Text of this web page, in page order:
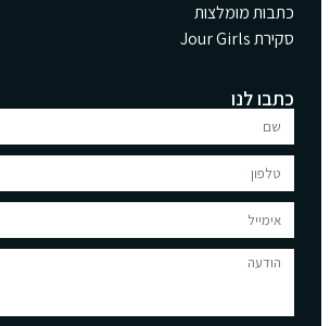
כתבות מומלצות
סקירת Jour Girls
כתבו לנו